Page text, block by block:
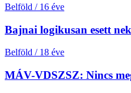
Belföld / 16 éve
Bajnai logikusan esett
Belföld / 18 éve
MÁV-VDSZSZ: Nincs